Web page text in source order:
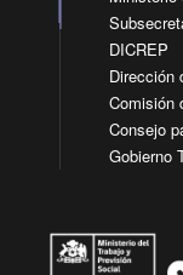
DICREP
Dirección
Comisión
Consejo
Gobierno